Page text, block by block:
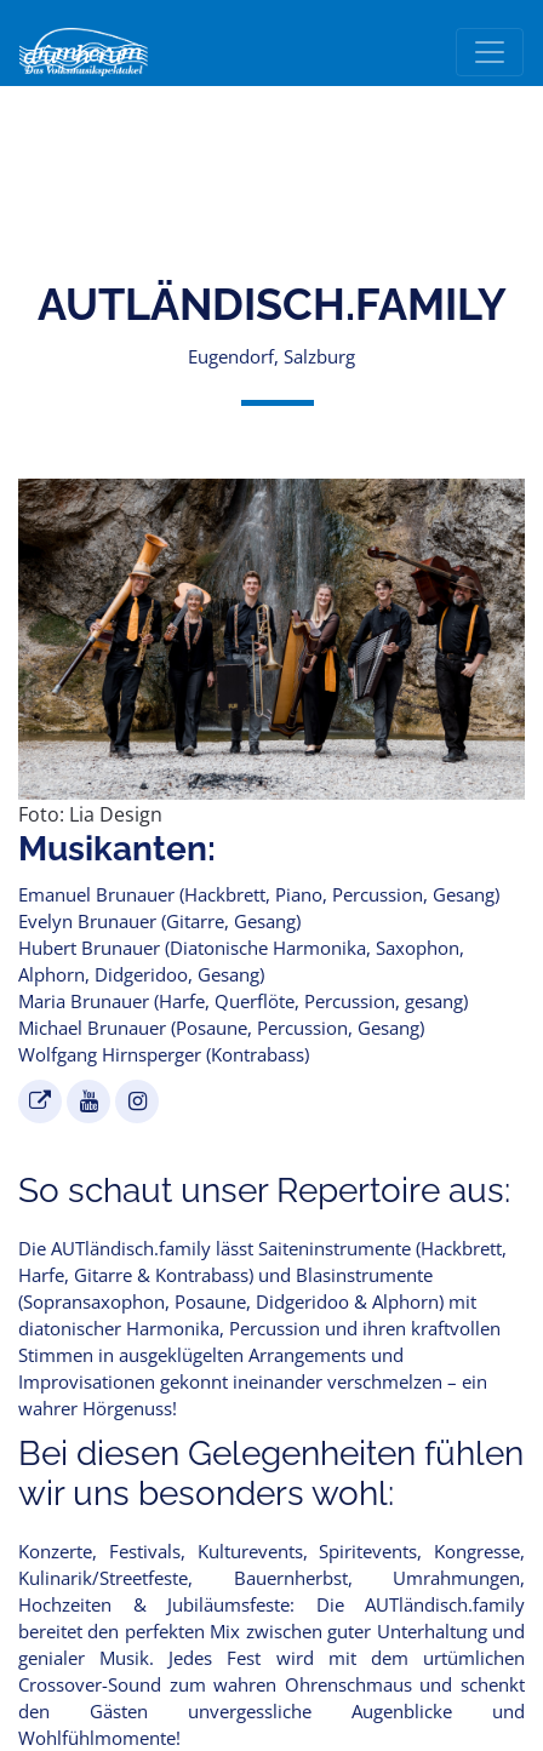
AUTLÄNDISCH.FAMILY
Eugendorf, Salzburg
Foto: Lia Design
Musikanten:
Emanuel Brunauer (Hackbrett, Piano, Percussion, Gesang)
Evelyn Brunauer (Gitarre, Gesang)
Hubert Brunauer (Diatonische Harmonika, Saxophon,
Alphorn, Didgeridoo, Gesang)
Maria Brunauer (Harfe, Querflöte, Percussion, gesang)
Michael Brunauer (Posaune, Percussion, Gesang)
Wolfgang Hirnsperger (Kontrabass)
So schaut unser Repertoire aus:
Die AUTländisch.family lässt Saiteninstrumente (Hackbrett,
Harfe, Gitarre & Kontrabass) und Blasinstrumente
(Sopransaxophon, Posaune, Didgeridoo & Alphorn) mit
diatonischer Harmonika, Percussion und ihren kraftvollen
Stimmen in ausgeklügelten Arrangements und
Improvisationen gekonnt ineinander verschmelzen – ein
wahrer Hörgenuss!
Bei diesen Gelegenheiten fühlen
wir uns besonders wohl:
Konzerte, Festivals, Kulturevents, Spiritevents, Kongresse,
Kulinarik/Streetfeste, Bauernherbst, Umrahmungen,
Hochzeiten & Jubiläumsfeste: Die AUTländisch.family
bereitet den perfekten Mix zwischen guter Unterhaltung und
genialer Musik. Jedes Fest wird mit dem urtümlichen
Crossover-Sound zum wahren Ohrenschmaus und schenkt
den Gästen unvergessliche Augenblicke und
Wohlfühlmomente!